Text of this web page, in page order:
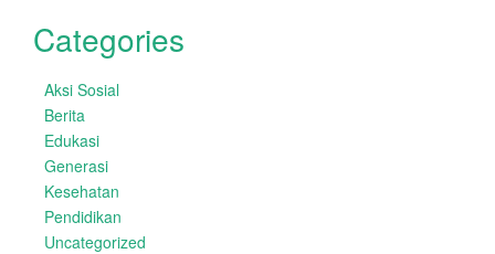
Categories
Aksi Sosial
Berita
Edukasi
Generasi
Kesehatan
Pendidikan
Uncategorized